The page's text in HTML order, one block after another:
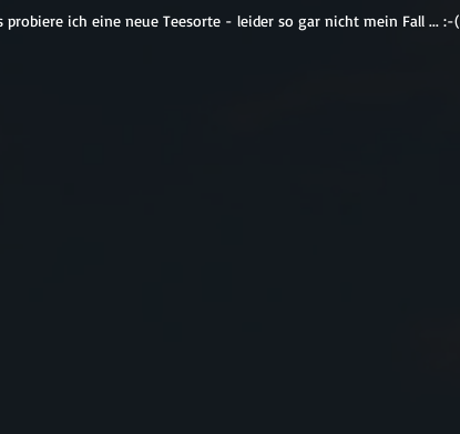
probiere ich eine neue Teesorte - leider so gar nicht mein Fall ... :-(